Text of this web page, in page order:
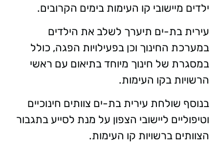
ילדים מיישובי קו העימות בימים הקרובים.
עירית בת-ים תיערך לשלב את הילדים
במערכת החינוך וכן בפעילויות הפגה, כולל
במסגרת של חינוך מיוחד בתיאום עם ראשי
הרשויות בקו העימות.
בנוסף שולחת עירית בת-ים צוותים חינוכיים
וטיפוליים ליישובי הצפון על מנת לסייע בתגבור
הצוותים ברשויות קו העימות.